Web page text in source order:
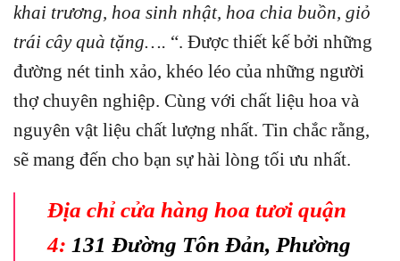
khai trương, hoa sinh nhật, hoa chia buồn, giỏ
trái cây quà tặng…. “. Được thiết kế bởi những
đường nét tinh xảo, khéo léo của những người
thợ chuyên nghiệp. Cùng với chất liệu hoa và
nguyên vật liệu chất lượng nhất. Tin chắc rằng,
sẽ mang đến cho bạn sự hài lòng tối ưu nhất.
Địa chỉ cửa hàng hoa tươi quận
4: 131 Đường Tôn Đản, Phường